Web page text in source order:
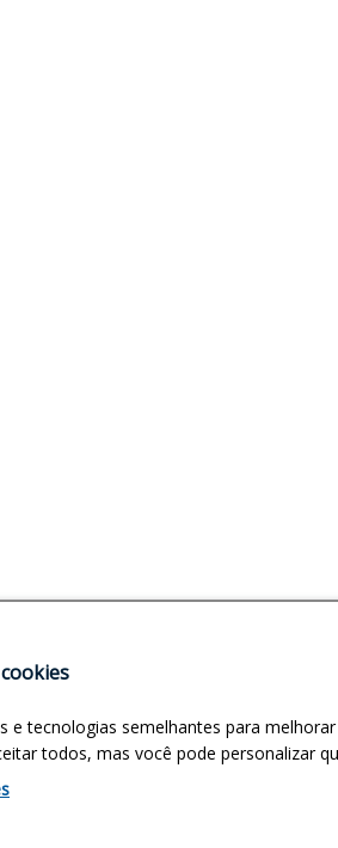
e tecnologias semelhantes para
todos, mas você pode personalizar